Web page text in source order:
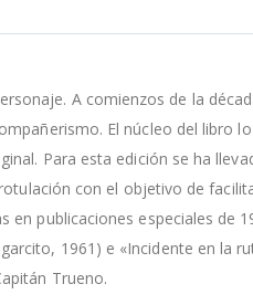
A comienzos de la
El núcleo del libro
Para esta edición se ha
con el objetivo de
publicaciones especiales de
1961) e «Incidente en la
Trueno.